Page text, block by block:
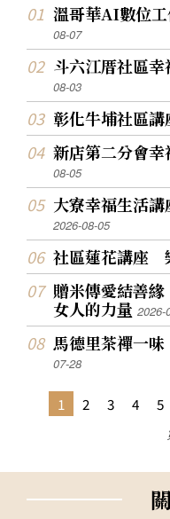
溫哥華AI數位
08-07
斗六江厝社區
08-03
彰化牛埔社區
新店第二分會
08-05
大寮幸福生活
2026-08-05
社區蓮花講座
贈米傳愛結善
女人的力量2026-
馬德里茶禪一
07-28
1 2 3 4 5
關